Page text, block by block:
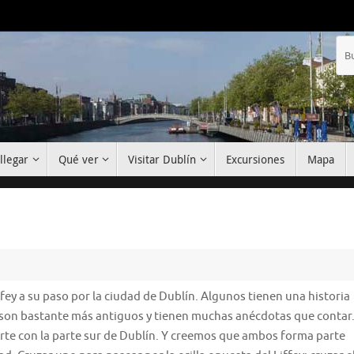
Qué ver Visitar Dublín Excursiones Mapa
a su paso por la ciudad de Dublín. Algunos tienen una historia
bastante más antiguos y tienen muchas anécdotas que contar.
con la parte sur de Dublín. Y creemos que ambos forma parte